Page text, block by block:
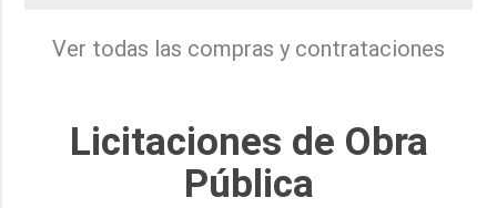
Ver todas las compras y contrataciones
Licitaciones de Obra
Pública